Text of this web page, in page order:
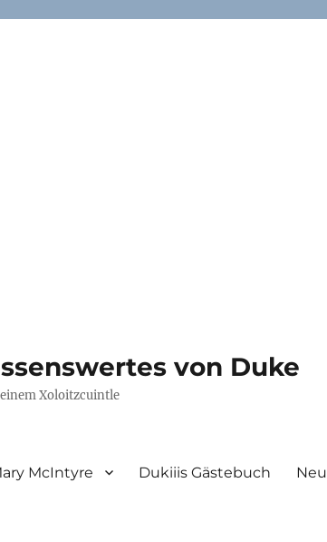
von Duke
Xoloitzcuintle
McIntyre Dukiiis Gästebuch